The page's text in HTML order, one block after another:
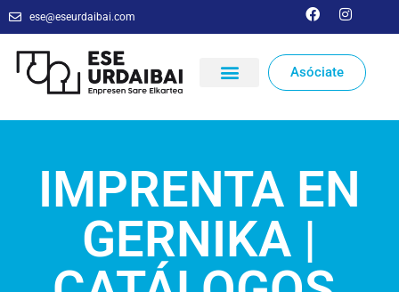
ese@eseurdaibai.com
Asóciate
IMPRENTA EN
GERNIKA |